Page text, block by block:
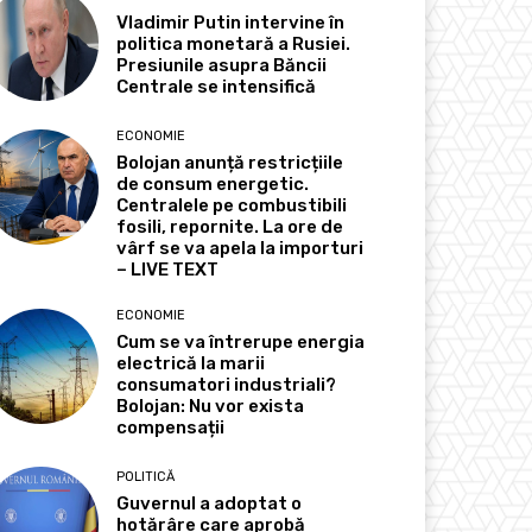
Vladimir Putin intervine în
politica monetară a Rusiei.
Presiunile asupra Băncii
Centrale se intensifică
ECONOMIE
Bolojan anunță restricțiile
de consum energetic.
Centralele pe combustibili
fosili, repornite. La ore de
vârf se va apela la importuri
– LIVE TEXT
ECONOMIE
Cum se va întrerupe energia
electrică la marii
consumatori industriali?
Bolojan: Nu vor exista
compensații
POLITICĂ
Guvernul a adoptat o
hotărâre care aprobă